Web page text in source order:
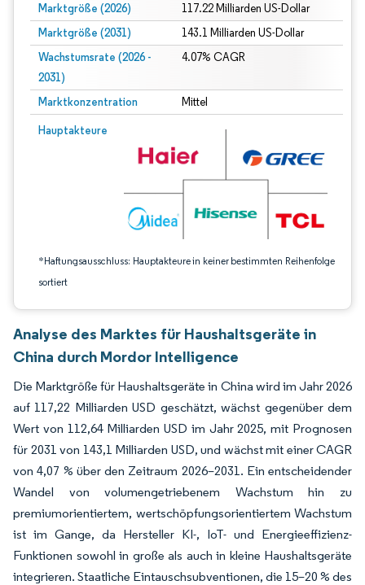
Marktgröße (2026) 117.22 Milliarden US-Dollar
Marktgröße (2031) 143.1 Milliarden US-Dollar
Wachstumsrate (2026 -
2031)
4.07% CAGR
Marktkonzentration Mittel
Hauptakteure
*Haftungsausschluss: Hauptakteure in keiner bestimmten Reihenfolge
sortiert
Bild © Mordor Intelligence. Wiederverwendung erfordert Namensnennung
Analyse des Marktes für Haushaltsgeräte in
China durch Mordor Intelligence
Die Marktgröße für Haushaltsgeräte in China wird im Jahr 2026
auf 117,22 Milliarden USD geschätzt, wächst gegenüber dem
Wert von 112,64 Milliarden USD im Jahr 2025, mit Prognosen
für 2031 von 143,1 Milliarden USD, und wächst mit einer CAGR
von 4,07 % über den Zeitraum 2026–2031. Ein entscheidender
Wandel von volumengetriebenem Wachstum hin zu
premiumorientiertem, wertschöpfungsorientiertem Wachstum
ist im Gange, da Hersteller KI-, IoT- und Energieeffizienz-
Funktionen sowohl in große als auch in kleine Haushaltsgeräte
integrieren. Staatliche Eintauschsubventionen, die 15–20 % des